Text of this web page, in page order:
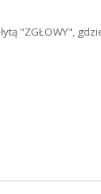
"ZGŁOWY",